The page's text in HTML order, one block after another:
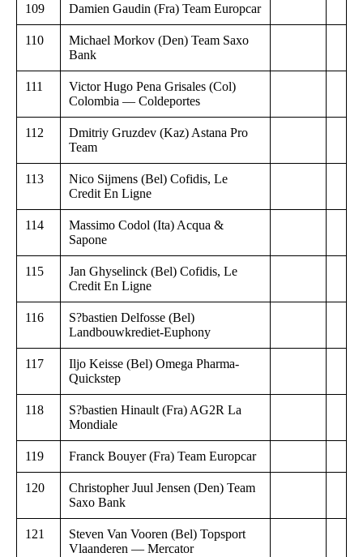
109 Damien Gaudin (Fra) Team Europcar
110
Michael Morkov (Den) Team Saxo
Bank
111
Victor Hugo Pena Grisales (Col)
Colombia — Coldeportes
112
Dmitriy Gruzdev (Kaz) Astana Pro
Team
113
Nico Sijmens (Bel) Cofidis, Le
Credit En Ligne
114
Massimo Codol (Ita) Acqua &
Sapone
115
Jan Ghyselinck (Bel) Cofidis, Le
Credit En Ligne
116
S?bastien Delfosse (Bel)
Landbouwkrediet-Euphony
117
Iljo Keisse (Bel) Omega Pharma-
Quickstep
118
S?bastien Hinault (Fra) AG2R La
Mondiale
119 Franck Bouyer (Fra) Team Europcar
120
Christopher Juul Jensen (Den) Team
Saxo Bank
121
Steven Van Vooren (Bel) Topsport
Vlaanderen — Mercator